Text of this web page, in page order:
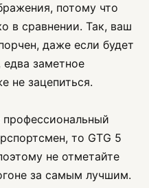
потому что
в сравнении. Так, ваш
даже если будет
заметное
не зацепиться.
профессиональный
то GTG 5
не отметайте
за самым лучшим.